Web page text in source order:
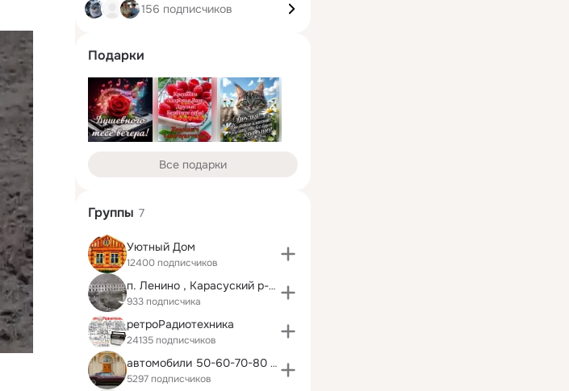
156 подписчиков
Подарки
Все подарки
Группы 7
Уютный Дом
12400 подписчиков
п. Ленино , Карасуский р-он ,Кустанайская обл
933 подписчика
ретроРадиотехника
24135 подписчиков
автомобили 50-60-70-80 годов + ретро автозвук
5297 подписчиков